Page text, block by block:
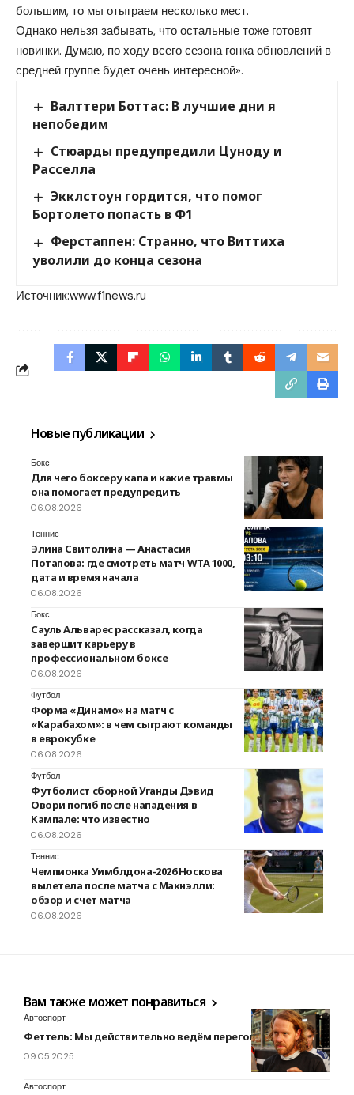
большим, то мы отыграем несколько мест.
Однако нельзя забывать, что остальные тоже готовят
новинки. Думаю, по ходу всего сезона гонка обновлений в
средней группе будет очень интересной».
Валттери Боттас: В лучшие дни я
непобедим
Стюарды предупредили Цуноду и
Расселла
Экклстоун гордится, что помог
Бортолето попасть в Ф1
Ферстаппен: Странно, что Виттиха
уволили до конца сезона
Источник:www.f1news.ru
Новые публикации
Бокс
Для чего боксеру капа и какие травмы
она помогает предупредить
06.08.2026
Теннис
Элина Свитолина — Анастасия
Потапова: где смотреть матч WTA 1000,
дата и время начала
06.08.2026
Бокс
Сауль Альварес рассказал, когда
завершит карьеру в
профессиональном боксе
06.08.2026
Футбол
Форма «Динамо» на матч с
«Карабахом»: в чем сыграют команды
в еврокубке
06.08.2026
Футбол
Футболист сборной Уганды Дэвид
Овори погиб после нападения в
Кампале: что известно
06.08.2026
Теннис
Чемпионка Уимблдона-2026 Носкова
вылетела после матча с Макнэлли:
обзор и счет матча
06.08.2026
Вам также может понравиться
Автоспорт
Феттель: Мы действительно ведём переговоры
09.05.2025
Автоспорт